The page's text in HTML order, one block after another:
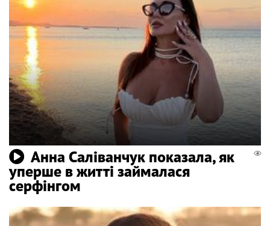
Анна Саліванчук показала, як
уперше в житті займалася
серфінгом